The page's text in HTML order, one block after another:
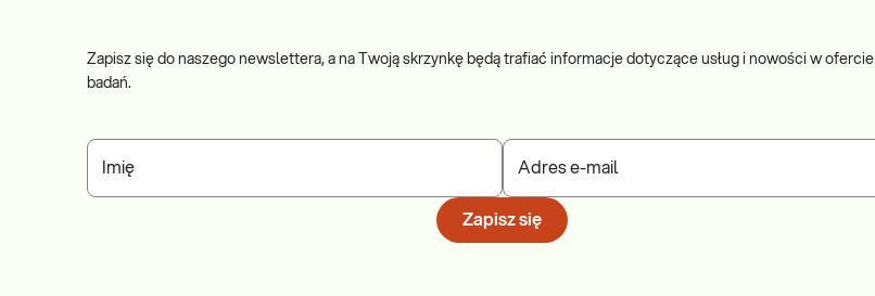
Zapisz się do naszego newslettera, a na Twoją skrzynkę będą trafiać informacje dotyczące usług i nowości w ofercie
badań.
Imię Adres e-mail
Zapisz się